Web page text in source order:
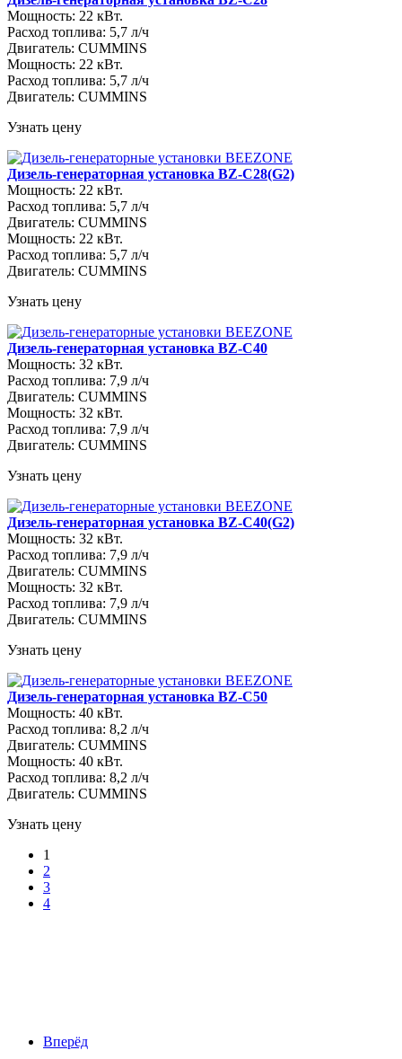
Мощность: 22 кВт.
Расход топлива: 5,7 л/ч
Двигатель: CUMMINS
Мощность: 22 кВт.
Расход топлива: 5,7 л/ч
Двигатель: CUMMINS
Узнать цену
Дизель-генераторная установка BZ-C28(G2)
Мощность: 22 кВт.
Расход топлива: 5,7 л/ч
Двигатель: CUMMINS
Мощность: 22 кВт.
Расход топлива: 5,7 л/ч
Двигатель: CUMMINS
Узнать цену
Дизель-генераторная установка BZ-C40
Мощность: 32 кВт.
Расход топлива: 7,9 л/ч
Двигатель: CUMMINS
Мощность: 32 кВт.
Расход топлива: 7,9 л/ч
Двигатель: CUMMINS
Узнать цену
Дизель-генераторная установка BZ-C40(G2)
Мощность: 32 кВт.
Расход топлива: 7,9 л/ч
Двигатель: CUMMINS
Мощность: 32 кВт.
Расход топлива: 7,9 л/ч
Двигатель: CUMMINS
Узнать цену
Дизель-генераторная установка BZ-C50
Мощность: 40 кВт.
Расход топлива: 8,2 л/ч
Двигатель: CUMMINS
Мощность: 40 кВт.
Расход топлива: 8,2 л/ч
Двигатель: CUMMINS
Узнать цену
1
2
3
4
Вперёд